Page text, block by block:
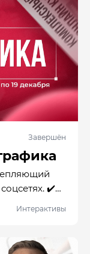
среду для
и сфер.
Завершён
✔️
сбора
Интерактивы